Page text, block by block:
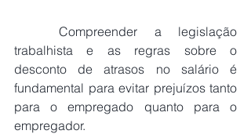
	Compreender a legislação
trabalhista e as regras sobre o
desconto de atrasos no salário é
fundamental para evitar prejuízos tanto
para o empregado quanto para o
empregador.